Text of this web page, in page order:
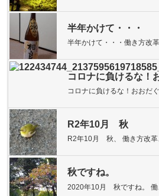
半年かけて・・・
半年かけて・・・働き方改
コロナに負けるな！おおだ
R2年10月 秋
R2年10月 秋、 働き方改
秋ですね。
2020年10月 秋ですね。 働